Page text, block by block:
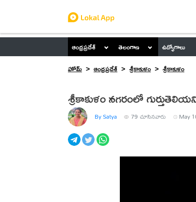
ఆంధ్రప్రదేశ్ తెలంగాణ ఉద్యోగాలు
హోమ్
ఆంధ్రప్రదేశ్ శ్రీకాకుళం శ్రీకాకుళం
శ్రీకాకుళం నగరంలో
By Satya 79 చూసినవారు May